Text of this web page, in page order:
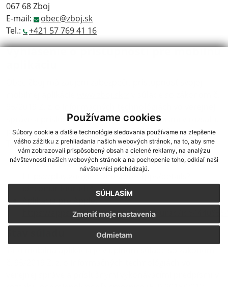
Používame cookies
Súbory cookie a ďalšie technológie sledovania používame na zlepšenie
vášho zážitku z prehliadania našich webových stránok, na to, aby sme
vám zobrazovali prispôsobený obsah a cielené reklamy, na analýzu
návštevnosti našich webových stránok a na pochopenie toho, odkiaľ naši
návštevníci prichádzajú.
SÚHLASÍM
Odmietam
Zmeniť moje nastavenia
067 68 Zboj
E-mail:
obec@zboj.sk
Tel.:
+421 57 769 41 16
Vyhlásenie o prístupnosti pre mobilnú
správe a príslušnými vykonávacími predpismi v rozsahu
podmienok podľa smernice (EÚ) 2016/2012.
Toto vyhlásenie o prístupnosti sa vzťahuje na:
Aplikácia pre Android:
https://play.google.com/store/apps/details?
Aplikácia pre Apple:
https://apps.apple.com/us/app/infourad/